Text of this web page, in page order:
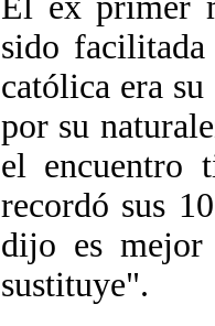
sido
católica era
por su
el encuentro
recordó sus
dijo es
sustituye".